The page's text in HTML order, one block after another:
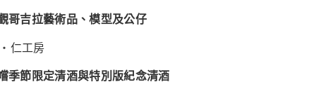
哥吉拉藝術品、模型及公仔
仁工房
季節限定清酒與特別版紀念清酒